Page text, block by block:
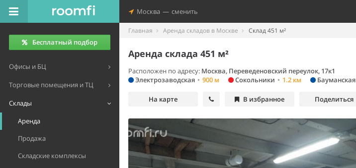
Москва — сменить
Бесплатный подбор
Офисы и БЦ
Торговые помещения и ТЦ
Склады
Аренда
Продажа
Складские комплексы
Главная Аренда складов в Москве Склад 451 м²
Аренда склада 451 м²
Расположен по адресу: Москва, Переведеновский переулок, 17к1
Электрозаводская • 900 м Сокольники • 1.2 км Бауманская
На карте В избранное Поделиться